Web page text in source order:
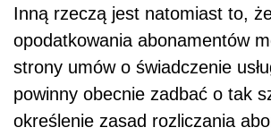
Inną rzeczą jest natomiast to,
opodatkowania abonamentów
strony umów o świadczenie
powinny obecnie zadbać o tak
określenie zasad rozliczania